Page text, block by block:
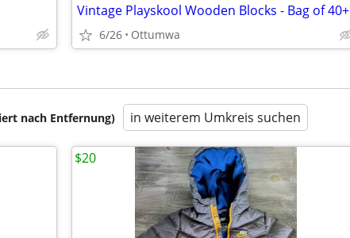
Vintage Playskool Wooden Blocks - Bag of 40+
6/26 Ottumwa
nach Entfernung) in weiterem Umkreis suchen
$20